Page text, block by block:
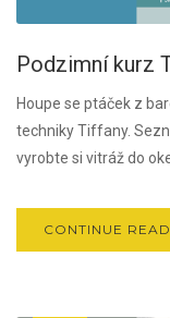
Podzimní kurz
Houpe se ptáček z
techniky Tiffany.
vyrobte si vitráž do
CONTINUE